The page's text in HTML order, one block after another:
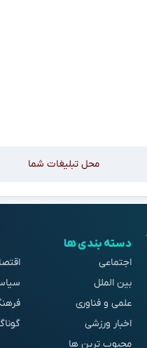
محل تبلیغات شما
دسته بندی ها
اجتماعی
بین الملل
علمی و فناوری
اخبار ورزشی
محبوب ترین ها